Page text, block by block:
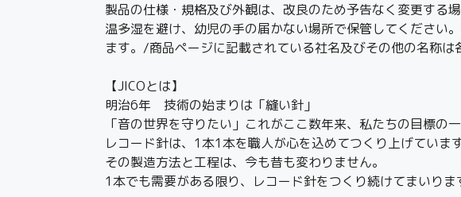
製品の仕様・規格及び外観は、改良のため予告なく変更する
温多湿を避け、幼児の手の届かない場所で保管してください
ます。/商品ページに記載されている社名及びその他の名称は
【JICOとは】
明治6年 技術の始まりは「縫い針」
「音の世界を守りたい」これがここ数年来、私たちの目標の
レコード針は、1本1本を職人が心を込めてつくり上げています
その製造方法と工程は、今も昔も変わりません。
1本でも需要がある限り、レコード針をつくり続けてまいりま